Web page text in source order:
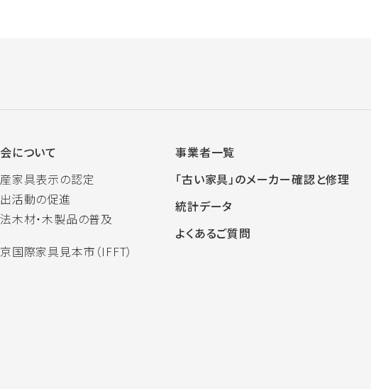
について
家具表示の認定
活動の促進
木材・木製品の普及
国際家具見本市（IFFT）
事業者一覧
「古い家具」のメーカー確認と修理
統計データ
よくあるご質問